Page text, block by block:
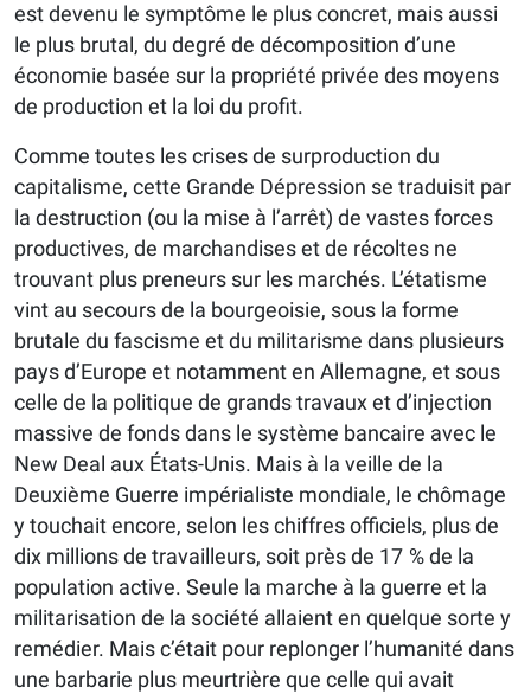
est devenu le symptôme le plus concret, mais aussi
le plus brutal, du degré de décomposition d’une
économie basée sur la propriété privée des moyens
de production et la loi du profit.
Comme toutes les crises de surproduction du
capitalisme, cette Grande Dépression se traduisit par
la destruction (ou la mise à l’arrêt) de vastes forces
productives, de marchandises et de récoltes ne
trouvant plus preneurs sur les marchés. L’étatisme
vint au secours de la bourgeoisie, sous la forme
brutale du fascisme et du militarisme dans plusieurs
pays d’Europe et notamment en Allemagne, et sous
celle de la politique de grands travaux et d’injection
massive de fonds dans le système bancaire avec le
New Deal aux États-Unis. Mais à la veille de la
Deuxième Guerre impérialiste mondiale, le chômage
y touchait encore, selon les chiffres officiels, plus de
dix millions de travailleurs, soit près de 17 % de la
population active. Seule la marche à la guerre et la
militarisation de la société allaient en quelque sorte y
remédier. Mais c’était pour replonger l’humanité dans
une barbarie plus meurtrière que celle qui avait